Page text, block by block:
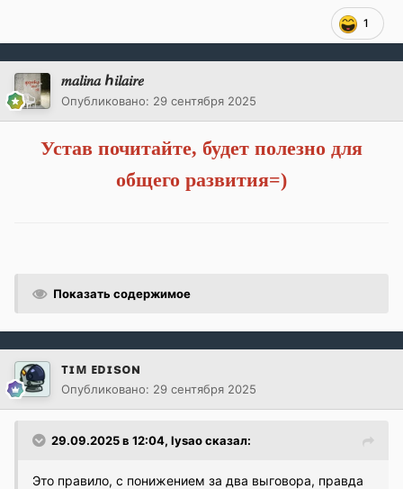
1
𝑚𝑎𝑙𝑖𝑛𝑎 ℎ𝑖𝑙𝑎𝑖𝑟𝑒
Опубликовано: 29 сентября 2025
Устав почитайте, будет полезно для
общего развития=)
Показать содержимое
ᴛɪᴍ ᴇᴅɪsᴏɴ
Опубликовано: 29 сентября 2025
29.09.2025 в 12:04, lysaoсказал:
Это правило, с понижением за два выговора, правда